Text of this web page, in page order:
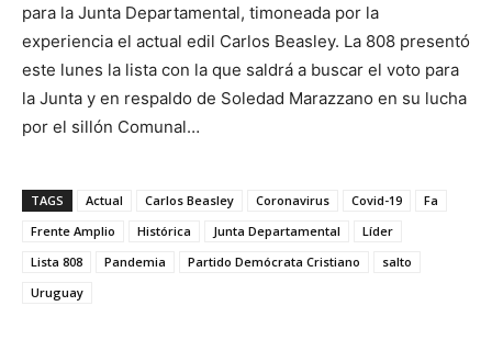
para la Junta Departamental, timoneada por la
experiencia el actual edil Carlos Beasley. La 808 presentó
este lunes la lista con la que saldrá a buscar el voto para
la Junta y en respaldo de Soledad Marazzano en su lucha
por el sillón Comunal…
TAGS Actual Carlos Beasley Coronavirus Covid-19
Fa
Frente Amplio
Histórica Junta Departamental
Líder
Lista 808
Pandemia Partido Demócrata Cristiano
salto
Uruguay